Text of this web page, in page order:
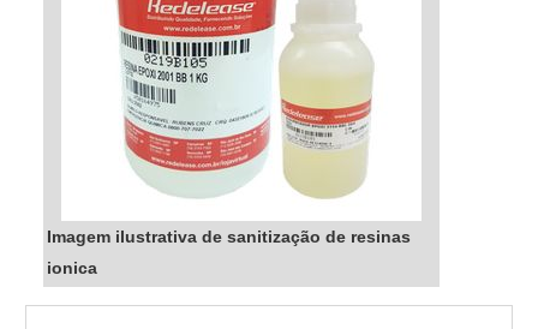
Imagem ilustrativa de sanitização de resinas
ionica